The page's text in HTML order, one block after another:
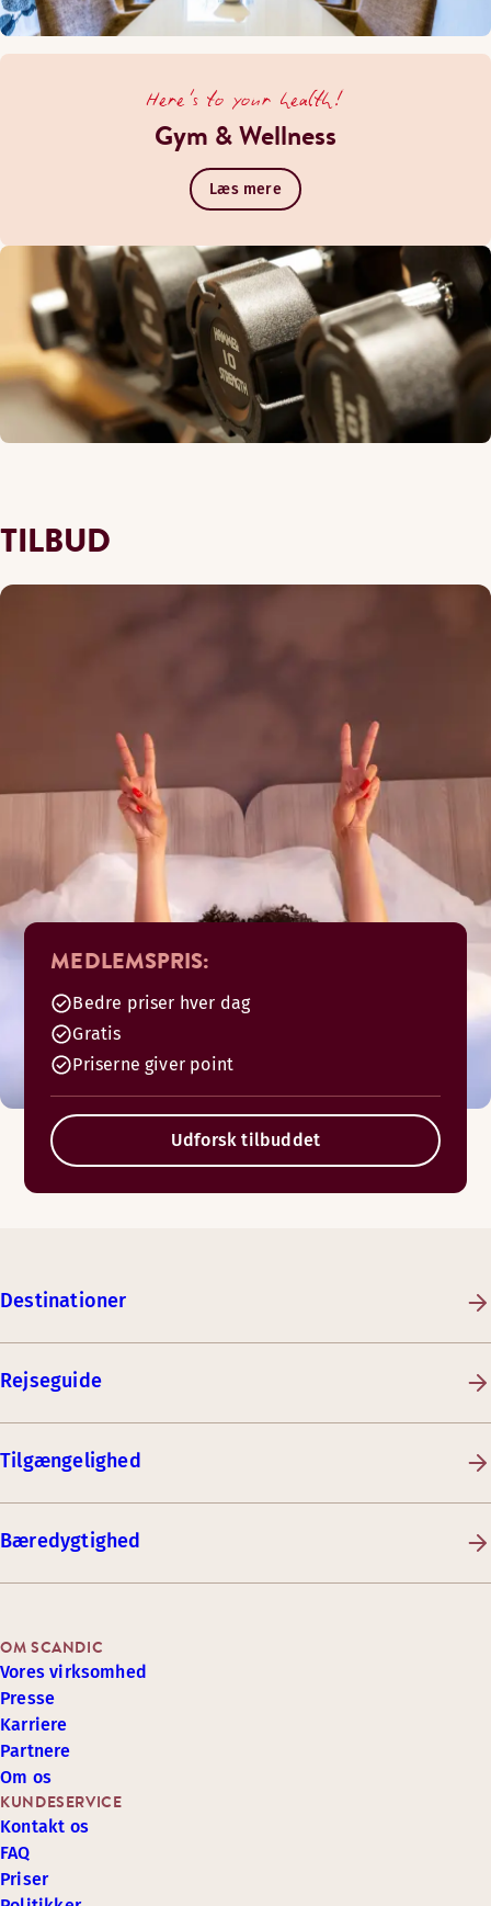
Here's to your health!
Gym & Wellness
Læs mere
TILBUD
MEDLEMSPRIS:
Bedre priser hver dag
Gratis
Priserne giver point
Udforsk tilbuddet
Destinationer
Rejseguide
Tilgængelighed
Bæredygtighed
KUNDESERVICE
Kontakt os
FAQ
Priser
OM SCANDIC
Vores virksomhed
Presse
Karriere
Partnere
Om os